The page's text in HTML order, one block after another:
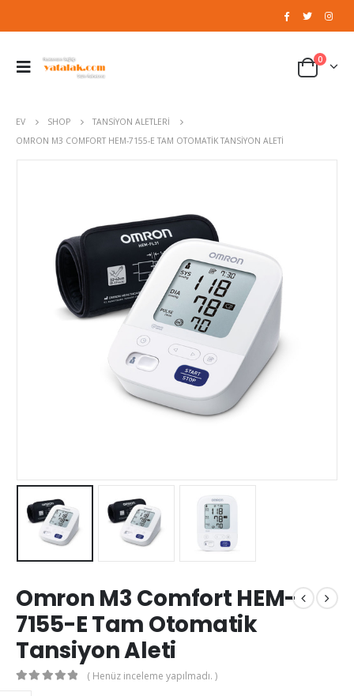
0
EV SHOP
TANSIYON ALETLERI
OMRON M3 COMFORT HEM-7155-E TAM OTOMATIK TANSIYON ALETI
Omron M3 Comfort HEM-
7155-E Tam Otomatik
Tansiyon Aleti
( Henüz inceleme yapılmadı. )